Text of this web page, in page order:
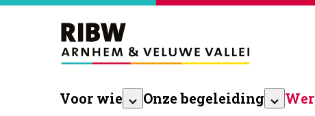
Voor wie Onze begeleiding